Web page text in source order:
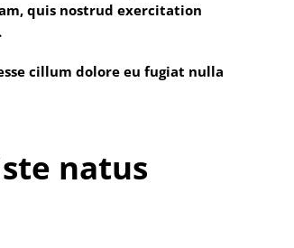
quis nostrud exercitation
cillum dolore eu fugiat nulla
natus